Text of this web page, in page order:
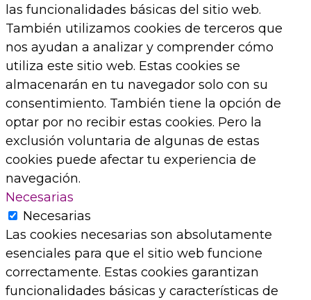
las funcionalidades básicas del sitio web.
También utilizamos cookies de terceros que
nos ayudan a analizar y comprender cómo
utiliza este sitio web. Estas cookies se
almacenarán en tu navegador solo con su
consentimiento. También tiene la opción de
optar por no recibir estas cookies. Pero la
exclusión voluntaria de algunas de estas
cookies puede afectar tu experiencia de
navegación.
Necesarias
Necesarias
Las cookies necesarias son absolutamente
esenciales para que el sitio web funcione
correctamente. Estas cookies garantizan
funcionalidades básicas y características de